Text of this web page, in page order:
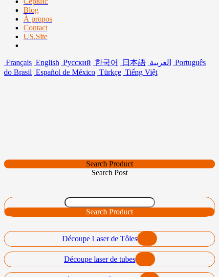
Blog
À propos
Contact
US.Site
Français English Русский 한국어 日本語 العربية
Português
do Brasil Español de México Türkçe Tiếng Việt
Search Product
Search Post
Search Product
Découpe Laser de Tôles
Découpe laser de tubes